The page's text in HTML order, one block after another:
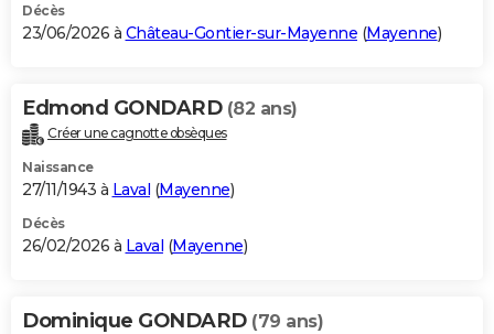
Décès
23/06/2026 à Château-Gontier-sur-Mayenne (Mayenne)
Edmond GONDARD (82 ans)
Créer une cagnotte obsèques
Naissance
27/11/1943 à Laval (Mayenne)
Décès
26/02/2026 à Laval (Mayenne)
Dominique GONDARD (79 ans)